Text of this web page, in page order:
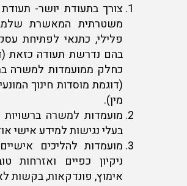
צורך בתעודת יושר-
משטרתית המאשרת
פלילי, כתנאי לפתיחת
בהם נדרשת תעודה כזאת
כחלק ממועמדות למשרה
(דוגמת מוסדות חינוך
מין).
מועמדות למשרה ברשויות
בעלי נגישות למידע אישי
מועמדות להליכים
ניקיון כפיים ואזרחות
אימוץ, פונדקאות, בקשות